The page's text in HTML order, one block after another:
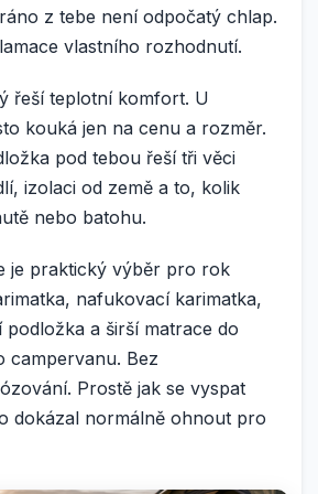
z tebe není odpočatý chlap.
vlastního rozhodnutí.
řeší teplotní komfort. U
kouká jen na cenu a rozměr.
pod tebou řeší tři věci
izolaci od země a to, kolik
nebo batohu.
je praktický výběr pro rok
nafukovací karimatka,
a širší matrace do
campervanu. Bez
Prostě jak se vyspat
dokázal normálně ohnout pro